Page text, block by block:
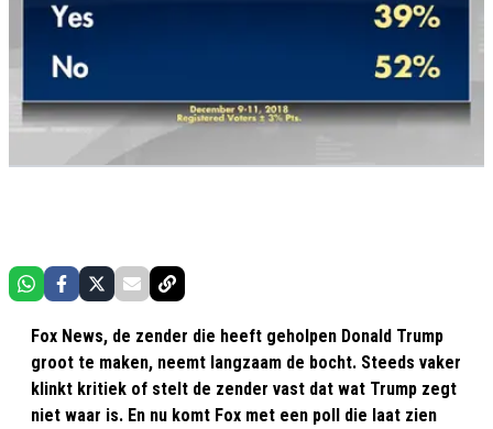
Fox News, de zender die heeft geholpen Donald Trump
groot te maken, neemt langzaam de bocht. Steeds vaker
klinkt kritiek of stelt de zender vast dat wat Trump zegt
niet waar is. En nu komt Fox met een poll die laat zien